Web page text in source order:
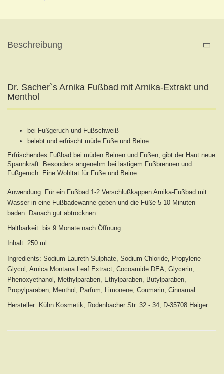
Beschreibung
Dr. Sacher`s Arnika Fußbad mit Arnika-Extrakt und
Menthol
bei Fußgeruch und Fußschweiß
belebt und erfrischt müde Füße und Beine
Erfrischendes Fußbad bei müden Beinen und Füßen, gibt der Haut neue
Spannkraft. Besonders angenehm bei lästigem Fußbrennen und
Fußgeruch. Eine Wohltat für Füße und Beine.
Anwendung: Für ein Fußbad 1-2 Verschlußkappen Arnika-Fußbad mit
Wasser in eine Fußbadewanne geben und die Füße 5-10 Minuten
baden. Danach gut abtrocknen.
Haltbarkeit: bis 9 Monate nach Öffnung
Inhalt: 250 ml
Ingredients: Sodium Laureth Sulphate, Sodium Chloride, Propylene
Glycol, Arnica Montana Leaf Extract, Cocoamide DEA, Glycerin,
Phenoxyethanol, Methylparaben, Ethylparaben, Butylparaben,
Propylparaben, Menthol, Parfum, Limonene, Coumarin, Cinnamal
Hersteller: Kühn Kosmetik, Rodenbacher Str. 32 - 34, D-35708 Haiger